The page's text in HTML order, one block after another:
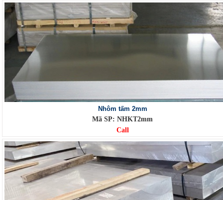
Nhôm tấm 2mm
Mã SP: NHKT2mm
Call